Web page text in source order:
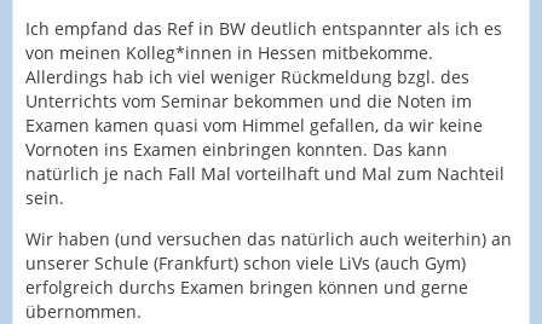
Ich empfand das Ref in BW deutlich entspannter als ich es
von meinen Kolleg*innen in Hessen mitbekomme.
Allerdings hab ich viel weniger Rückmeldung bzgl. des
Unterrichts vom Seminar bekommen und die Noten im
Examen kamen quasi vom Himmel gefallen, da wir keine
Vornoten ins Examen einbringen konnten. Das kann
natürlich je nach Fall Mal vorteilhaft und Mal zum Nachteil
sein.
Wir haben (und versuchen das natürlich auch weiterhin) an
unserer Schule (Frankfurt) schon viele LiVs (auch Gym)
erfolgreich durchs Examen bringen können und gerne
übernommen.